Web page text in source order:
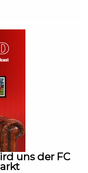
Irlbacher über die
Hört rein und
uns der FC